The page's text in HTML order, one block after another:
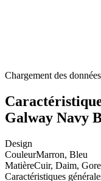
Chargement des
Galway Navy
Design
CouleurMarron, Bleu
MatièreCuir, Daim,
Caractéristiques